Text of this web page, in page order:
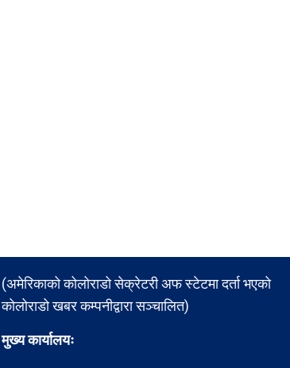
(अमेरिकाको कोलोराडो सेक्रेटरी अफ स्टेटमा दर्ता भएको
कोलोराडो खबर कम्पनीद्वारा सञ्चालित)
मुख्य कार्यालयः